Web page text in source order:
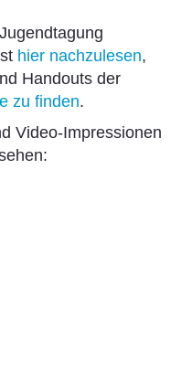
hier nachzulesen,
Handouts der
zu finden.
Video-Impressionen